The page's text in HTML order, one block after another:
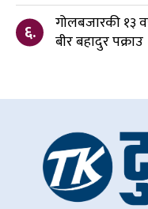
६.
गोलबजारकी १३
बीर बहादुर पक्राउ